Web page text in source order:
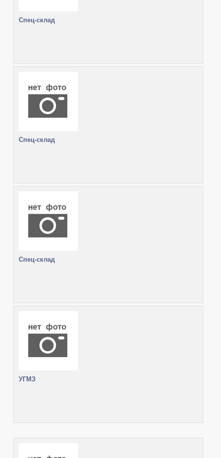
Спец-склад
Спец-склад
Спец-склад
УГМЗ